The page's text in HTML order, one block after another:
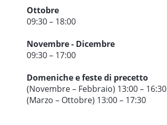
Ottobre
09:30 – 18:00
Novembre - Dicembre
09:30 – 17:00
Domeniche e feste di precetto
(Novembre – Febbraio) 13:00 – 16:30
(Marzo – Ottobre) 13:00 – 17:30